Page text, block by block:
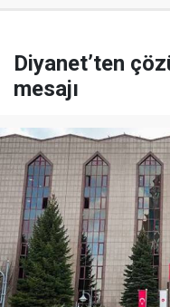
Diyanet’ten
mesajı